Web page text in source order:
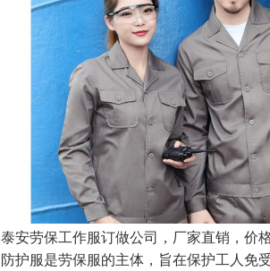
泰安劳保工作服订做公司，厂家直销，价
防护服是劳保服的主体，旨在保护工人免